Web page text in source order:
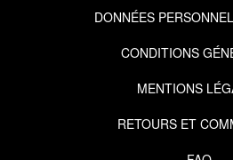
DONNÉES
CONDITIONS
MENTIONS
RETOURS ET